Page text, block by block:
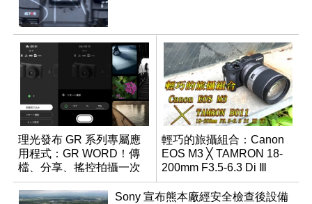
理光發布 GR 系列專屬應
用程式：GR WORD！傳
檔、分享、搖控拍攝一次
搞定
輕巧的旅攝組合：Canon
EOS M3 ╳ TAMRON 18-
200mm F3.5-6.3 Di Ⅲ
VC（B011）實測報導
Sony 宣布熊本廠經安全檢查後設備